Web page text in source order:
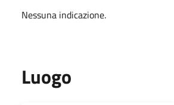
Nessuna indicazione.
Luogo